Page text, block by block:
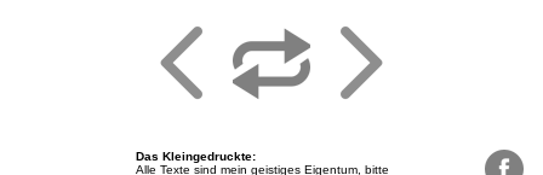
Das Kleingedruckte:
Alle Texte sind mein geistiges Eigentum, bitte